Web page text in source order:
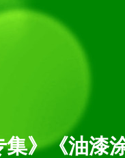
集》《油漆